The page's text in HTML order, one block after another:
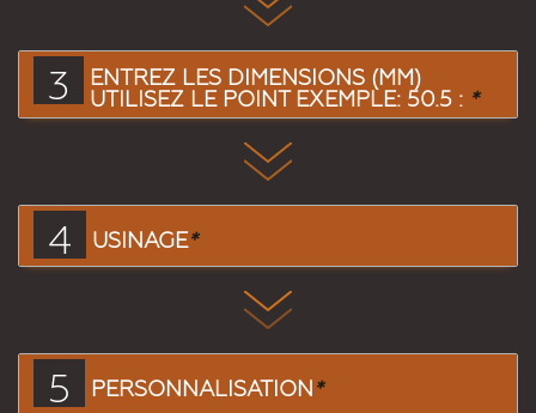
3
ENTREZ LES DIMENSIONS (MM)
UTILISEZ LE POINT EXEMPLE: 50.5 : *
4 USINAGE*
5 PERSONNALISATION*